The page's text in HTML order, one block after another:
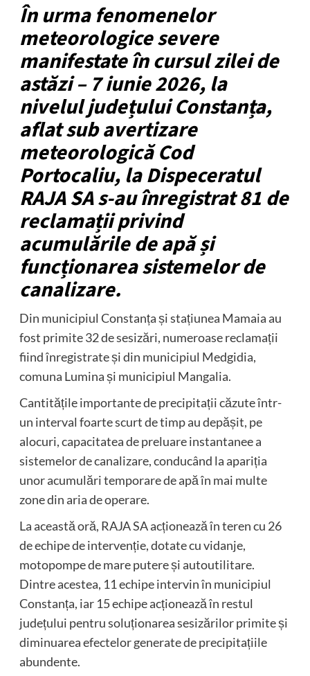
În urma fenomenelor
meteorologice severe
manifestate în cursul zilei de
astăzi – 7 iunie 2026, la
nivelul județului Constanța,
aflat sub avertizare
meteorologică Cod
Portocaliu, la Dispeceratul
RAJA SA s-au înregistrat 81 de
reclamații privind
acumulările de apă și
funcționarea sistemelor de
canalizare.
Din municipiul Constanța și stațiunea Mamaia au
fost primite 32 de sesizări, numeroase reclamații
fiind înregistrate și din municipiul Medgidia,
comuna Lumina și municipiul Mangalia.
Cantitățile importante de precipitații căzute într-
un interval foarte scurt de timp au depășit, pe
alocuri, capacitatea de preluare instantanee a
sistemelor de canalizare, conducând la apariția
unor acumulări temporare de apă în mai multe
zone din aria de operare.
La această oră, RAJA SA acționează în teren cu 26
de echipe de intervenție, dotate cu vidanje,
motopompe de mare putere și autoutilitare.
Dintre acestea, 11 echipe intervin în municipiul
Constanța, iar 15 echipe acționează în restul
județului pentru soluționarea sesizărilor primite și
diminuarea efectelor generate de precipitațiile
abundente.